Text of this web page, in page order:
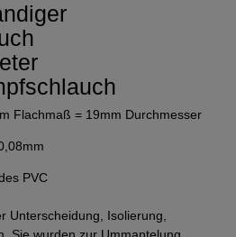
Flachmaß = 19mm Durchmesser
PVC
Unterscheidung, Isolierung,